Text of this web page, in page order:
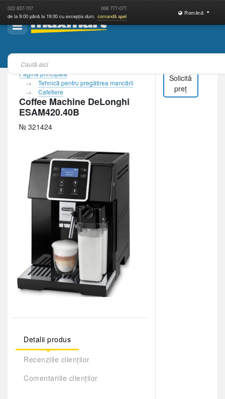
022 837-707 068 777-077
de la 9:00 până la 19:00 cu excepția dum. comandă apel
Română
Pagina principală
Tehnică pentru pregătirea mancării
Cafetiere
Coffee Machine DeLonghi
ESAM420.40B
№ 321424
Detalii produs
Recenziile clienților
Comentariile clienților
Solicită
preț